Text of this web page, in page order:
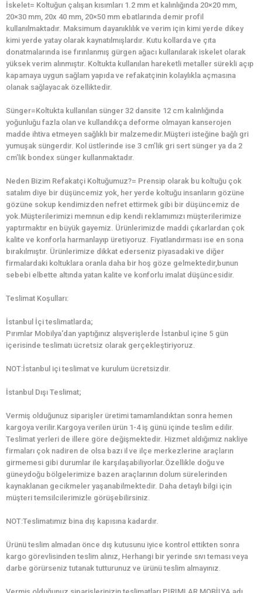
İskelet= Koltuğun çalışan kısımları 1.2 mm et kalınlığında 20×20 mm,
20×30 mm, 20x 40 mm, 20×50 mm ebatlarında demir profil
kullanılmaktadır. Maksimum dayanıklılık ve verim için kimi yerde dikey
kimi yerde yatay olarak kaynatılmışlardır. Kutu kollarda ve çıta
donatmalarında ise fırınlanmış gürgen ağacı kullanılarak iskelet olarak
yüksek verim alınmıştır. Koltukta kullanılan hareketli metaller sürekli açıp
kapamaya uygun sağlam yapıda ve refakatçinin kolaylıkla açmasına
olanak sağlayacak özelliktedir.
Sünger=Koltukta kullanılan sünger 32 dansite 12 cm kalınlığında
yoğunluğu fazla olan ve kullandıkça deforme olmayan kanserojen
madde ihtiva etmeyen sağlıklı bir malzemedir.Müşteri isteğine bağlı gri
yumuşak süngerdir. Kol üstlerinde ise 3 cm’lik gri sert sünger ya da 2
cm’lik bondex sünger kullanmaktadır.
Neden Bizim Refakatçi Koltuğumuz?= Prensip olarak bu koltuğu çok
satalım diye bir düşüncemiz yok, her yerde koltuğu insanların gözüne
gözüne sokup kendimizden nefret ettirmek gibi bir düşüncemiz de
yok.Müşterilerimizi memnun edip kendi reklamımızı müşterilerimize
yaptırmaktır en büyük gayemiz. Ürünlerimizde maddi çıkarlardan çok
kalite ve konforla harmanlayıp üretiyoruz. Fiyatlandırması ise en sona
bırakılmıştır. Ürünlerimize dikkat ederseniz piyasadaki ve diğer
firmalardaki koltuklara oranla daha bir hoş göze gelmektedir,bunun
sebebi elbette altında yatan kalite ve konforlu imalat düşüncesidir.
Teslimat Koşulları:
İstanbul İçi teslimatlarda;
Pırımlar Mobilya‘dan yaptığınız alışverişlerde İstanbul içine 5 gün
içerisinde teslimatı ücretsiz olarak gerçekleştiriyoruz.
NOT:İstanbul içi teslimat ve kurulum ücretsizdir.
İstanbul Dışı Teslimat;
Vermiş olduğunuz siparişler üretimi tamamlandıktan sonra hemen
kargoya verilir.Kargoya verilen ürün 1-4 iş günü içinde teslim edilir.
Teslimat yerleri de illere göre değişmektedir. Hizmet aldığımız nakliye
firmaları çok nadiren de olsa bazı il ve ilçe merkezlerine araçların
girmemesi gibi durumlar ile karşılaşabiliyorlar.Özellikle doğu ve
güneydoğu bölgelerimize bazen araçlarının dolum sürelerinden
kaynaklanan gecikmeler yaşanabilmektedir. Daha detaylı bilgi için
müşteri temsilcilerimizle görüşebilirsiniz.
NOT:Teslimatımız bina dış kapısına kadardır.
Ürünü teslim almadan önce dış kutusunu iyice kontrol ettikten sonra
kargo görevlisinden teslim alınız, Herhangi bir yerinde sıvı teması veya
darbe görürseniz tutanak tutturunuz ve ürünü teslim almayınız.